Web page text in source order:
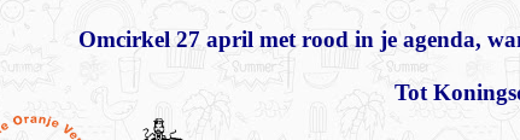
Omcirkel 27 april met rood in je agenda,
Tot